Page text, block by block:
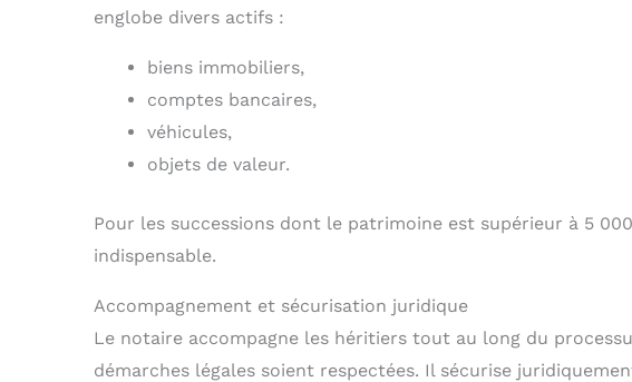
englobe divers actifs :
biens immobiliers,
comptes bancaires,
véhicules,
objets de valeur.
Pour les successions dont le patrimoine est supérieur à 5
indispensable.
Accompagnement et sécurisation juridique
Le notaire accompagne les héritiers tout au long du
démarches légales soient respectées. Il sécurise